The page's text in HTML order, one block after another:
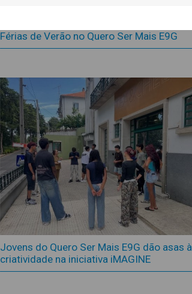
Férias de Verão no Quero Ser Mais E9G
Jovens do Quero Ser Mais E9G dão asas à
criatividade na iniciativa iMAGINE